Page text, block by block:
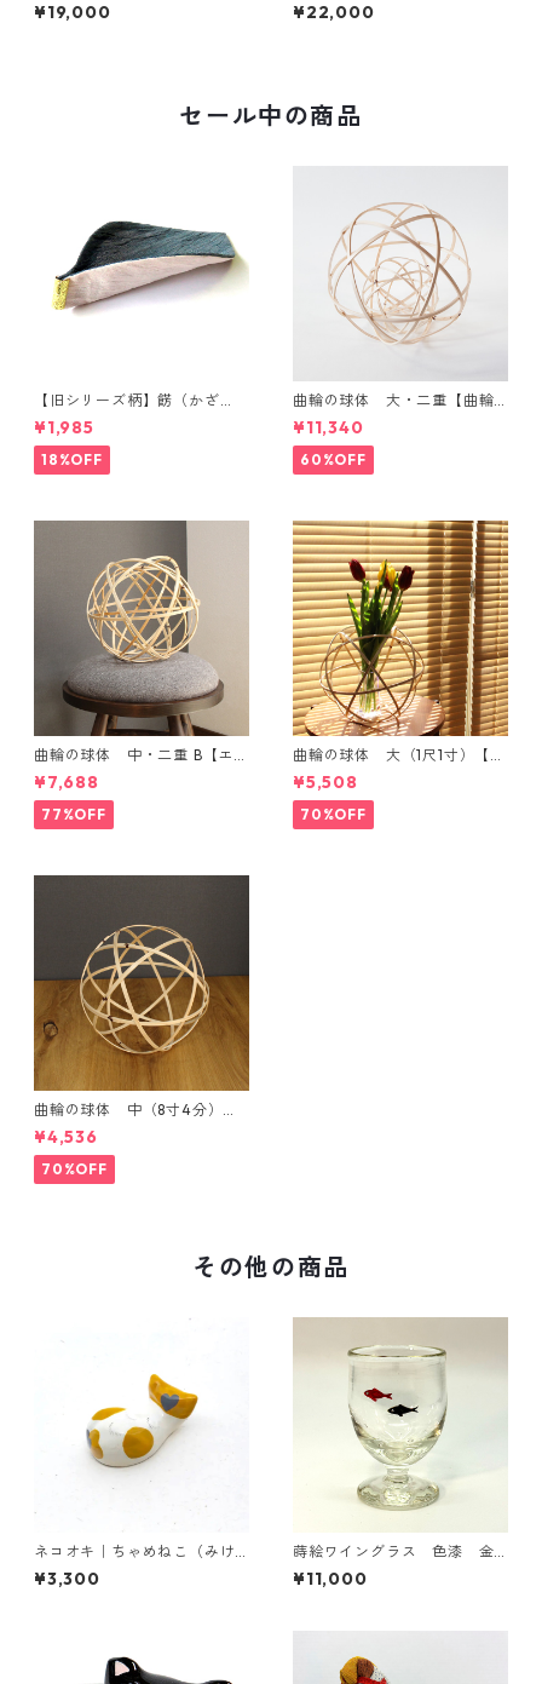
¥19,000
r）
¥22,000
セール中の商品
【旧シリーズ柄】餝（かざ
り）金具付き 小千谷縮コース
ター（単品）
¥1,985
18%OFF
曲輪の球体 大・二重【曲輪
の弁当箱 発売記念・限定特別
価格】
¥11,340
60%OFF
曲輪の球体 中・二重 B【エン
ブレムオブジェ発売記念・限
定特別価格】
¥7,688
77%OFF
曲輪の球体 大（1尺1寸）【エ
ンブレムオブジェ発売記念・
限定特別価格】
¥5,508
70%OFF
曲輪の球体 中（8寸4分）
【エンブレムオブジェ発売記
念・限定特別価格】
¥4,536
70%OFF
その他の商品
ネコオキ｜ちゃめねこ（みけ
ハート）【受注生産・予約受
付中】
¥3,300
蒔絵ワイングラス 色漆 金
魚
¥11,000